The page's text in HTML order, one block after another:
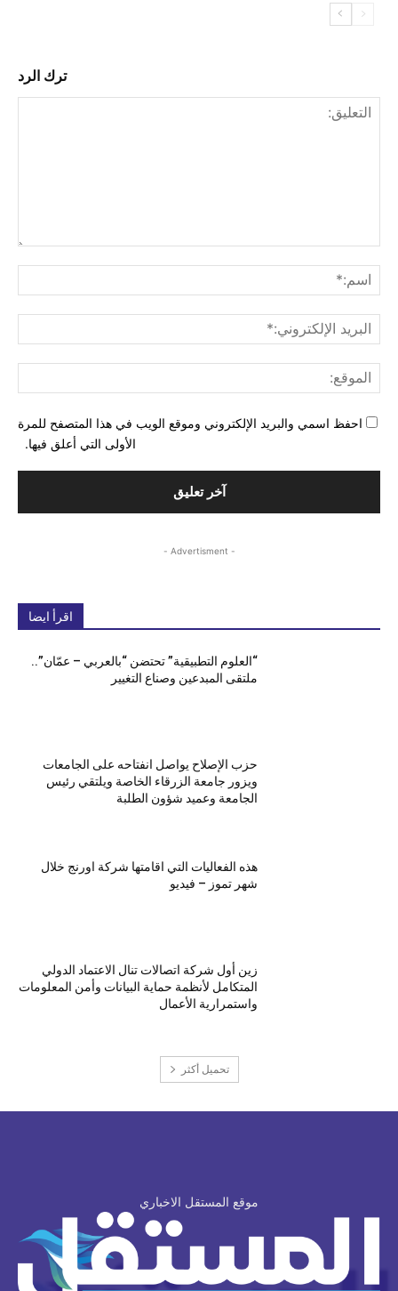
ترك الرد
احفظ اسمي والبريد الإلكتروني وموقع الويب في هذا المتصفح للمرة
الأولى التي أعلق فيها.
- Advertisment -
اقرأ ايضا
“العلوم التطبيقية” تحتضن “بالعربي – عمّان”..
ملتقى المبدعين وصناع التغيير
حزب الإصلاح يواصل انفتاحه على الجامعات
ويزور جامعة الزرقاء الخاصة ويلتقي رئيس
الجامعة وعميد شؤون الطلبة
هذه الفعاليات التي اقامتها شركة اورنج خلال
شهر تموز – فيديو
زين أول شركة اتصالات تنال الاعتماد الدولي
المتكامل لأنظمة حماية البيانات وأمن المعلومات
واستمرارية الأعمال
تحميل أكثر
موقع المستقل الاخباري